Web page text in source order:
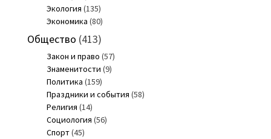
Экология (135)
Экономика (80)
Общество (413)
Закон и право (57)
Знаменитости (9)
Политика (159)
Праздники и события (58)
Религия (14)
Социология (56)
Спорт(45)